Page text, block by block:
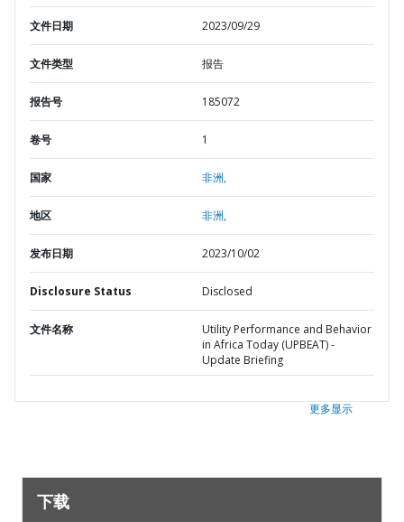
文件日期 2023/09/29
文件类型 报告
报告号 185072
卷号 1
国家 非洲,
地区 非洲,
发布日期 2023/10/02
Disclosure Status Disclosed
文件名称
Utility Performance and Behavior
in Africa Today (UPBEAT) -
Update Briefing
更多显示
下载